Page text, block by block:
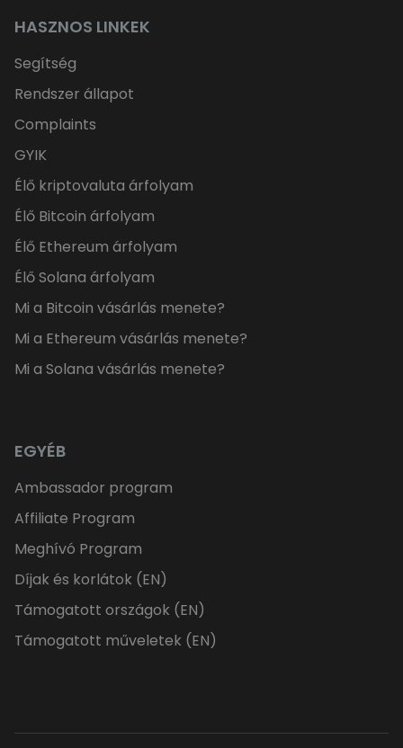
HASZNOS LINKEK
Segítség
Rendszer állapot
Complaints
GYIK
Élő kriptovaluta árfolyam
Élő Bitcoin árfolyam
Élő Ethereum árfolyam
Élő Solana árfolyam
Mi a Bitcoin vásárlás menete?
Mi a Ethereum vásárlás menete?
Mi a Solana vásárlás menete?
EGYÉB
Ambassador program
Affiliate Program
Meghívó Program
Díjak és korlátok (EN)
Támogatott országok (EN)
Támogatott műveletek (EN)